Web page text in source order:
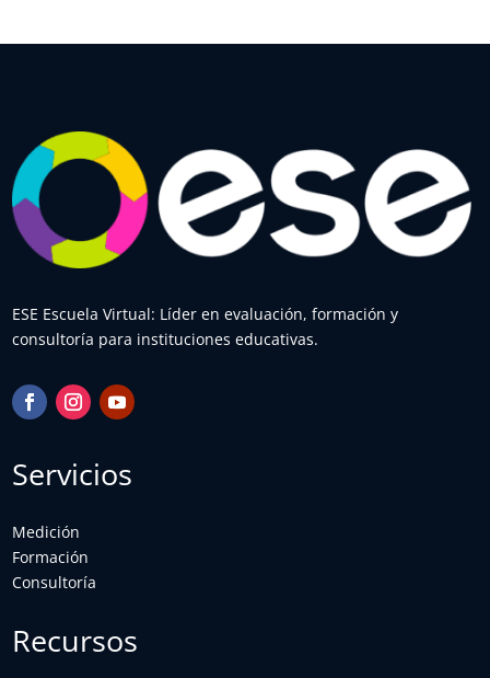
ESE Escuela Virtual: Líder en evaluación, formación y
consultoría para instituciones educativas.
Servicios
Medición
Formación
Consultoría
Recursos